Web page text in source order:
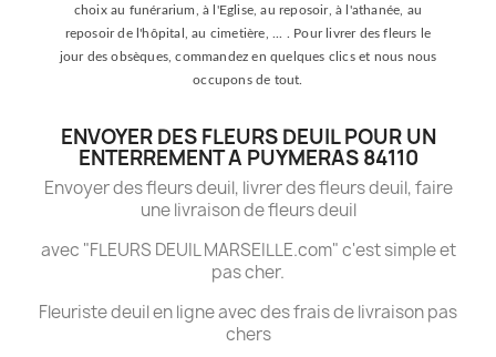
choix au funérarium, à l'Eglise, au reposoir, à l'athanée, au
reposoir de l'hôpital, au cimetière, ... . Pour livrer des fleurs le
jour des obsèques, commandez en quelques clics et nous nous
occupons de tout.
ENVOYER DES FLEURS DEUIL POUR UN
ENTERREMENT A PUYMERAS 84110
Envoyer des fleurs deuil, livrer des fleurs deuil, faire
une livraison de fleurs deuil
avec "FLEURS DEUIL MARSEILLE.com" c'est simple et
pas cher.
Fleuriste deuil en ligne avec des frais de livraison pas
chers